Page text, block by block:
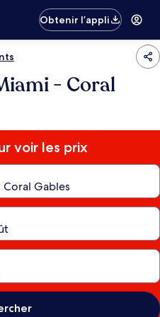
Obtenir l’appli
- Coral
voir les prix